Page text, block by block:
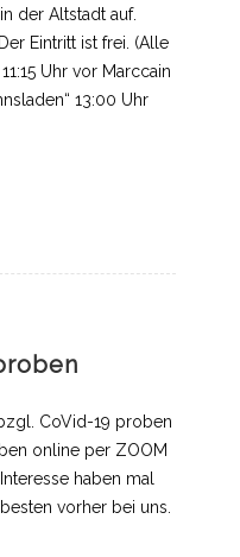
der Altstadt auf.
Eintritt ist frei. (Alle
Uhr vor Marccain
13:00 Uhr
CoVid-19 proben
online per ZOOM
haben mal
vorher bei uns.